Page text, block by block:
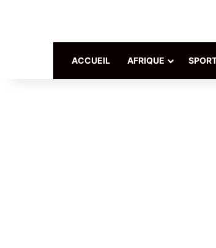
ACCUEIL AFRIQUE